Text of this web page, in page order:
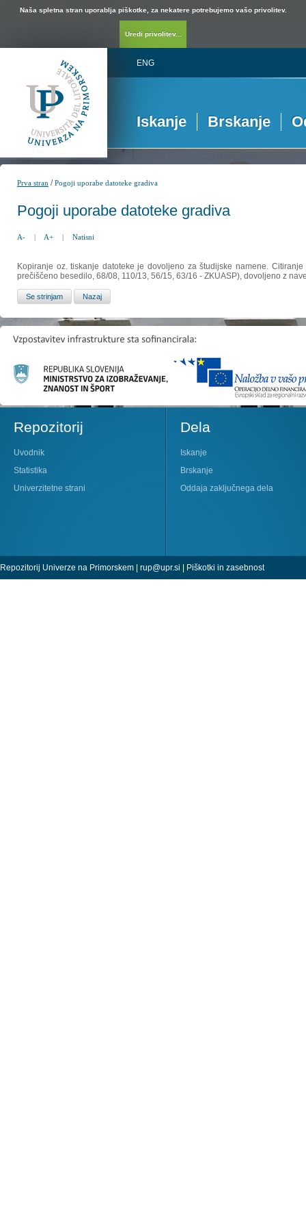
Naša spletna stran uporablja piškotke, za nekatere potrebujemo vašo privolitev.
Uredi privolitev...
ENG
Iskanje Brskanje
Prva stran /Pogoji uporabe datoteke gradiva
Pogoji uporabe datoteke gradiva
A- | A+ | Natisni
Kopiranje oz. tiskanje datoteke je dovoljeno za študijske namene.
prečiščeno besedilo, 68/08, 110/13, 56/15, 63/16 - ZKUASP), dovoljeno z
Repozitorij
Uvodnik
Statistika
Univerzitetne strani
Dela
Iskanje
Brskanje
Oddaja zaključnega dela
Repozitorij Univerze na Primorskem | rup@upr.si | Piškotki in zasebnost